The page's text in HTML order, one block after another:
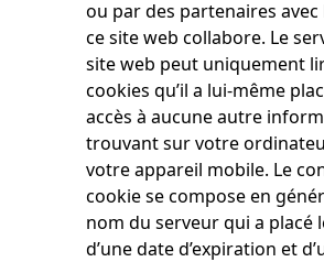
ou par des partenaires avec
ce site web collabore. Le
site web peut uniquement
cookies qu’il a lui-même
accès à aucune autre
trouvant sur votre
votre appareil mobile. Le
cookie se compose en
nom du serveur qui a placé
d’une date d’expiration et